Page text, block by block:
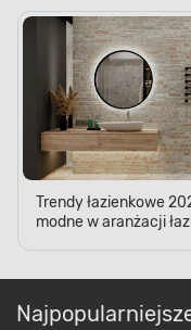
Trendy łazienkowe
modne w aranżacji